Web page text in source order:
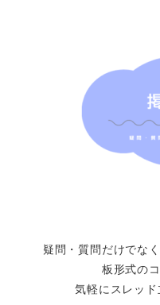
疑問・質問だけでな
板形式の
気軽にスレッ